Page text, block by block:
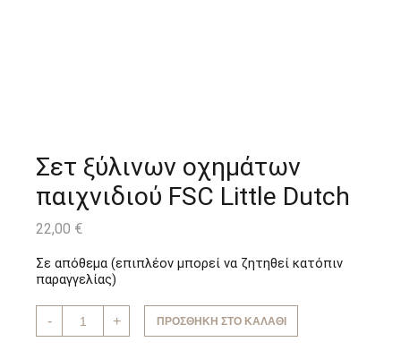
Σετ ξύλινων οχημάτων
παιχνιδιού FSC Little Dutch
22,00 €
Σε απόθεμα (επιπλέον μπορεί να ζητηθεί κατόπιν
παραγγελίας)
-
Σετ
ξύλινων
οχημάτων
+ ΠΡΟΣΘΉΚΗ ΣΤΟ ΚΑΛΆΘΙ